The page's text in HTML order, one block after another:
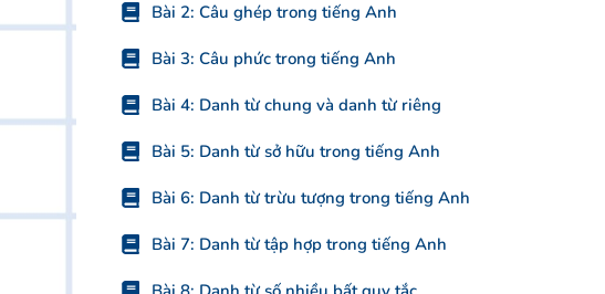
Bài 2: Câu ghép trong tiếng Anh
Bài 3: Câu phức trong tiếng Anh
Bài 4: Danh từ chung và danh từ riêng
Bài 5: Danh từ sở hữu trong tiếng Anh
Bài 6: Danh từ trừu tượng trong tiếng Anh
Bài 7: Danh từ tập hợp trong tiếng Anh